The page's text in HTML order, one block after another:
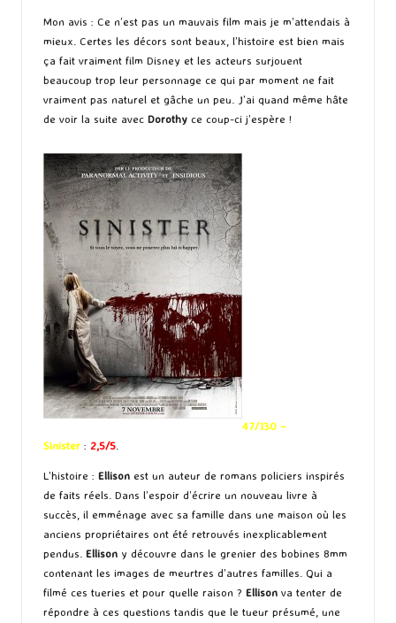
Mon avis : Ce n’est pas un mauvais film mais je m’attendais à
mieux. Certes les décors sont beaux, l’histoire est bien mais
ça fait vraiment film Disney et les acteurs surjouent
beaucoup trop leur personnage ce qui par moment ne fait
vraiment pas naturel et gâche un peu. J’ai quand même hâte
de voir la suite avec Dorothy ce coup-ci j’espère !
47/130 –
Sinister : 2,5/5.
L’histoire : Ellison est un auteur de romans policiers inspirés
de faits réels. Dans l’espoir d’écrire un nouveau livre à
succès, il emménage avec sa famille dans une maison où les
anciens propriétaires ont été retrouvés inexplicablement
pendus. Ellison y découvre dans le grenier des bobines 8mm
contenant les images de meurtres d’autres familles. Qui a
filmé ces tueries et pour quelle raison ? Ellison va tenter de
répondre à ces questions tandis que le tueur présumé, une